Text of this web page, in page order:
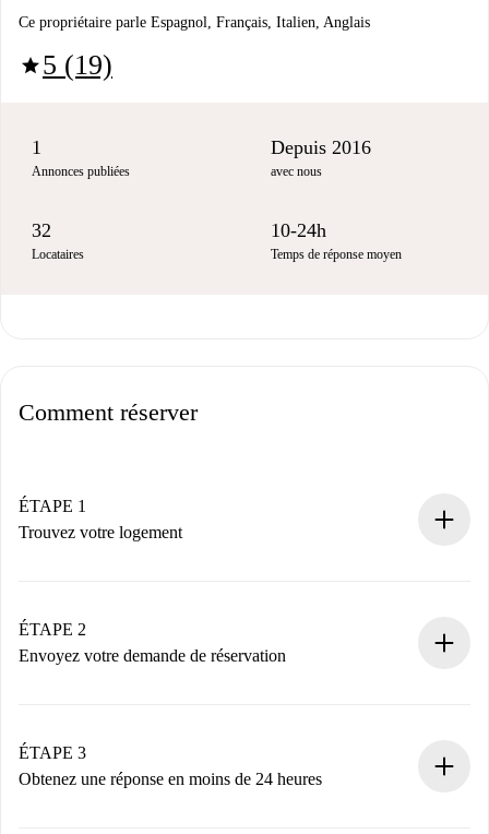
Ce propriétaire parle Espagnol, Français, Italien, Anglais
star5 (19)
1
Annonces publiées
Depuis 2016
avec nous
32
Locataires
10-24h
Temps de réponse moyen
Comment réserver
ÉTAPE 1
Trouvez votre logement
Vous disposez à l’avance de toutes les informations
nécessaires.
ÉTAPE 2
Envoyez votre demande de réservation
Nous ne vous facturerons rien tant que le propriétaire
n’aura pas accepté.
ÉTAPE 3
Obtenez une réponse en moins de 24 heures